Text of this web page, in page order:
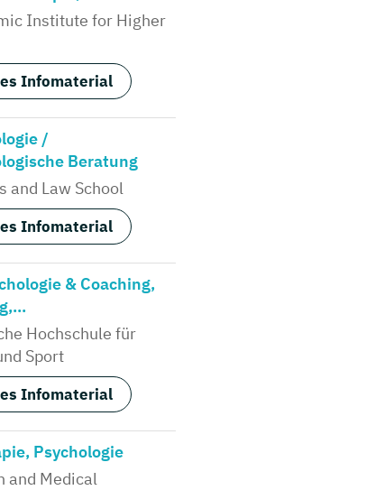
Institute for Higher
Infomaterial
/
Beratung
and Law School
Infomaterial
& Coaching,
Hochschule für
Sport
Infomaterial
Psychologie
and Medical